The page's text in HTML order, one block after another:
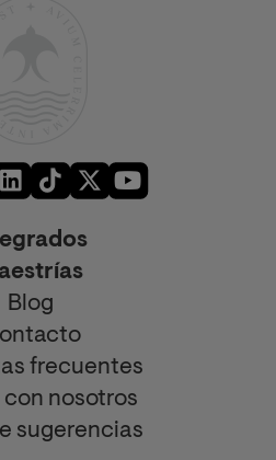
Blog
frecuentes
con nosotros
sugerencias